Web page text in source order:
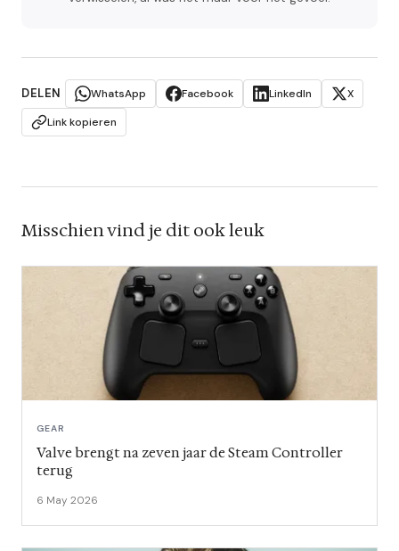
DELEN WhatsApp Facebook LinkedIn
X
Link kopieren
Misschien vind je dit ook leuk
GEAR
Valve brengt na zeven jaar de Steam Controller
terug
6 May 2026